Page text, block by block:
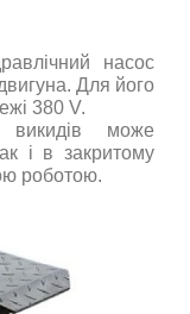
насос
Для його
380 V.
викидів може
і в закритому
роботою.